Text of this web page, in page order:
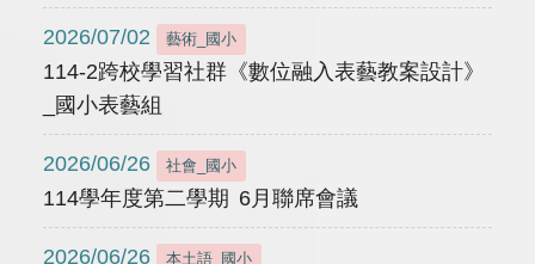
2026/07/02 藝術_國小
114-2跨校學習社群《數位融入表藝教案設計》
_國小表藝組
2026/06/26 社會_國小
114學年度第二學期 6月聯席會議
2026/06/26 本土語_國小